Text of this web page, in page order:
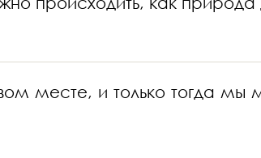
месте, и только тогда мы